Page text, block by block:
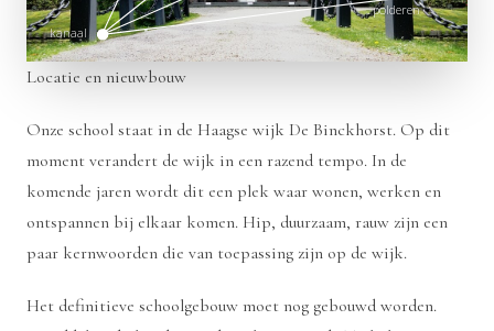
kanaal
kanaal
polderen
polderen
Locatie en nieuwbouw
Onze school staat in de Haagse wijk De Binckhorst. Op dit
moment verandert de wijk in een razend tempo. In de
komende jaren wordt dit een plek waar wonen, werken en
ontspannen bij elkaar komen. Hip, duurzaam, rauw zijn een
paar kernwoorden die van toepassing zijn op de wijk.
Het definitieve schoolgebouw moet nog gebouwd worden.